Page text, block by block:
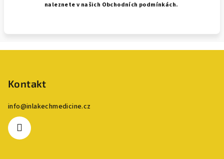
naleznete v našich Obchodních podmínkách.
Kontakt
info@inlakechmedicine.cz